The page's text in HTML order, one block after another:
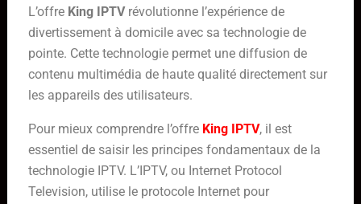
L’offre King IPTVrévolutionne l’expérience de
divertissement à domicile avec sa technologie de
pointe. Cette technologie permet une diffusion de
contenu multimédia de haute qualité directement sur
les appareils des utilisateurs.
Pour mieux comprendre l’offre King IPTV, il est
essentiel de saisir les principes fondamentaux de la
technologie IPTV. L’IPTV, ou Internet Protocol
Television, utilise le protocole Internet pour